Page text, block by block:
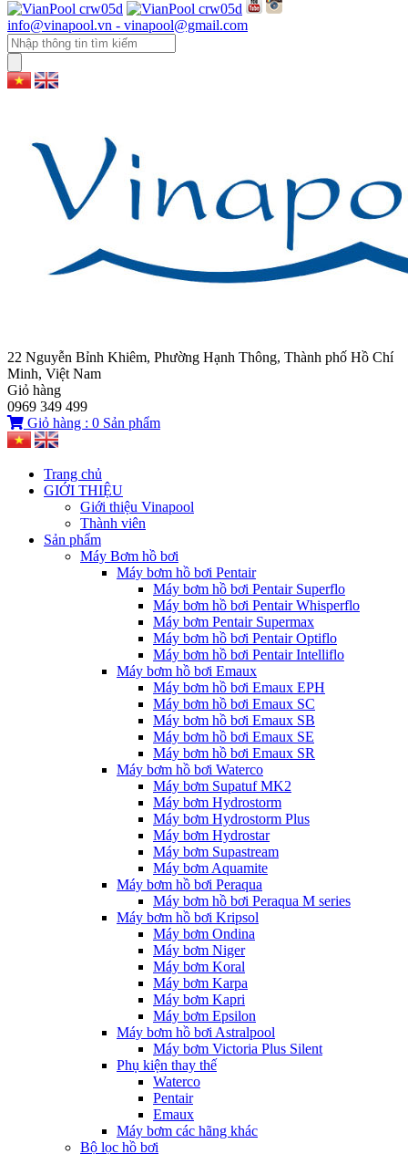
info@vinapool.vn - vinapool@gmail.com
22 Nguyễn Bỉnh Khiêm, Phường Hạnh Thông, Thành phố Hồ Chí
Minh, Việt Nam
Giỏ hàng
0969 349 499
Giỏ hàng : 0 Sản phẩm
Trang chủ
GIỚI THIỆU
Giới thiệu Vinapool
Thành viên
Sản phẩm
Máy Bơm hồ bơi
Máy bơm hồ bơi Pentair
Máy bơm hồ bơi Pentair Superflo
Máy bơm hồ bơi Pentair Whisperflo
Máy bơm Pentair Supermax
Máy bơm hồ bơi Pentair Optiflo
Máy bơm hồ bơi Pentair Intelliflo
Máy bơm hồ bơi Emaux
Máy bơm hồ bơi Emaux EPH
Máy bơm hồ bơi Emaux SC
Máy bơm hồ bơi Emaux SB
Máy bơm hồ bơi Emaux SE
Máy bơm hồ bơi Emaux SR
Máy bơm hồ bơi Waterco
Máy bơm Supatuf MK2
Máy bơm Hydrostorm
Máy bơm Hydrostorm Plus
Máy bơm Hydrostar
Máy bơm Supastream
Máy bơm Aquamite
Máy bơm hồ bơi Peraqua
Máy bơm hồ bơi Peraqua M series
Máy bơm hồ bơi Kripsol
Máy bơm Ondina
Máy bơm Niger
Máy bơm Koral
Máy bơm Karpa
Máy bơm Kapri
Máy bơm Epsilon
Máy bơm hồ bơi Astralpool
Máy bơm Victoria Plus Silent
Phụ kiện thay thế
Waterco
Pentair
Emaux
Máy bơm các hãng khác
Bộ lọc hồ bơi